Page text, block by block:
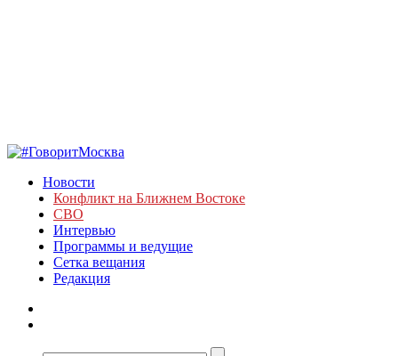
Новости
Конфликт на Ближнем Востоке
СВО
Интервью
Программы и ведущие
Сетка вещания
Редакция